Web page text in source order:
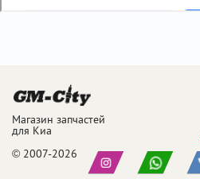
Магазин запчастей
для Киа
© 2007-2026